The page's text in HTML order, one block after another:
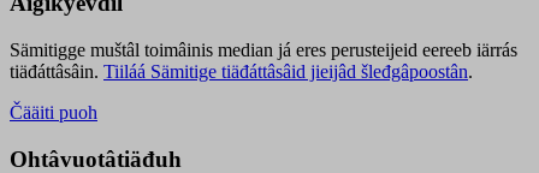
Sämitigge muštâl toimâinis median já eres perusteijeid eereeb iärrás
tiäđáttâsâin. Tiiláá Sämitige tiäđáttâsâid jieijâd šleđgâpoostân.
Čääiti puoh
Ohtâvuotâtiäđuh